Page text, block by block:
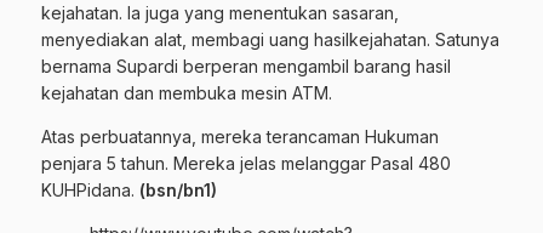
kejahatan. Ia juga yang menentukan sasaran,
menyediakan alat, membagi uang hasilkejahatan. Satunya
bernama Supardi berperan mengambil barang hasil
kejahatan dan membuka mesin ATM.
Atas perbuatannya, mereka terancaman Hukuman
penjara 5 tahun. Mereka jelas melanggar Pasal 480
KUHPidana. (bsn/bn1)